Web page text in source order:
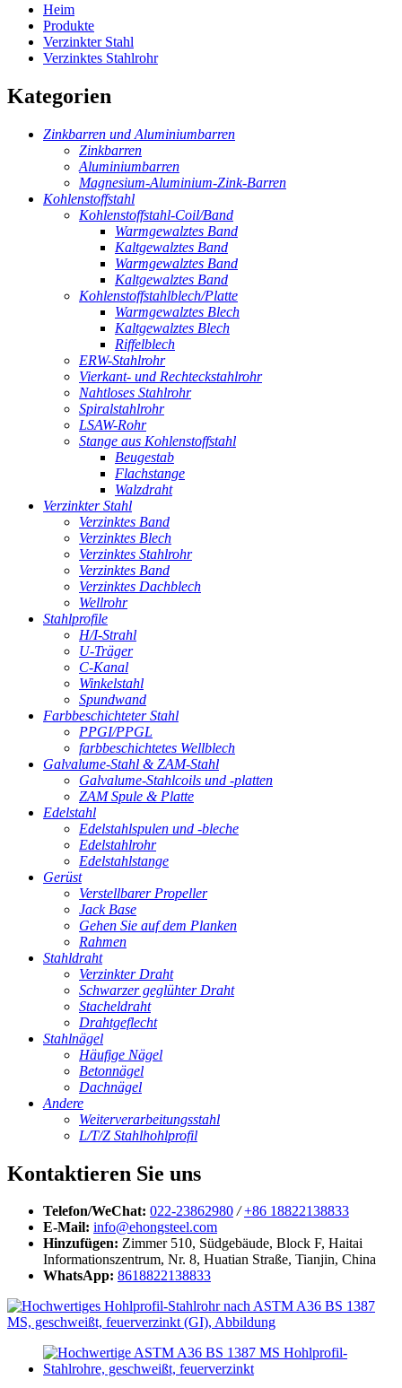
Heim
Produkte
Verzinkter Stahl
Verzinktes Stahlrohr
Kategorien
Zinkbarren und Aluminiumbarren
Zinkbarren
Aluminiumbarren
Magnesium-Aluminium-Zink-Barren
Kohlenstoffstahl
Kohlenstoffstahl-Coil/Band
Warmgewalztes Band
Kaltgewalztes Band
Warmgewalztes Band
Kaltgewalztes Band
Kohlenstoffstahlblech/Platte
Warmgewalztes Blech
Kaltgewalztes Blech
Riffelblech
ERW-Stahlrohr
Vierkant- und Rechteckstahlrohr
Nahtloses Stahlrohr
Spiralstahlrohr
LSAW-Rohr
Stange aus Kohlenstoffstahl
Beugestab
Flachstange
Walzdraht
Verzinkter Stahl
Verzinktes Band
Verzinktes Blech
Verzinktes Stahlrohr
Verzinktes Band
Verzinktes Dachblech
Wellrohr
Stahlprofile
H/I-Strahl
U-Träger
C-Kanal
Winkelstahl
Spundwand
Farbbeschichteter Stahl
PPGI/PPGL
farbbeschichtetes Wellblech
Galvalume-Stahl & ZAM-Stahl
Galvalume-Stahlcoils und -platten
ZAM Spule & Platte
Edelstahl
Edelstahlspulen und -bleche
Edelstahlrohr
Edelstahlstange
Gerüst
Verstellbarer Propeller
Jack Base
Gehen Sie auf dem Planken
Rahmen
Stahldraht
Verzinkter Draht
Schwarzer geglühter Draht
Stacheldraht
Drahtgeflecht
Stahlnägel
Häufige Nägel
Betonnägel
Dachnägel
Andere
Weiterverarbeitungsstahl
L/T/Z Stahlhohlprofil
Kontaktieren Sie uns
Telefon/WeChat: 022-23862980 / +86 18822138833
E-Mail: info@ehongsteel.com
Hinzufügen: Zimmer 510, Südgebäude, Block F, Haitai
Informationszentrum, Nr. 8, Huatian Straße, Tianjin, China
WhatsApp: 8618822138833